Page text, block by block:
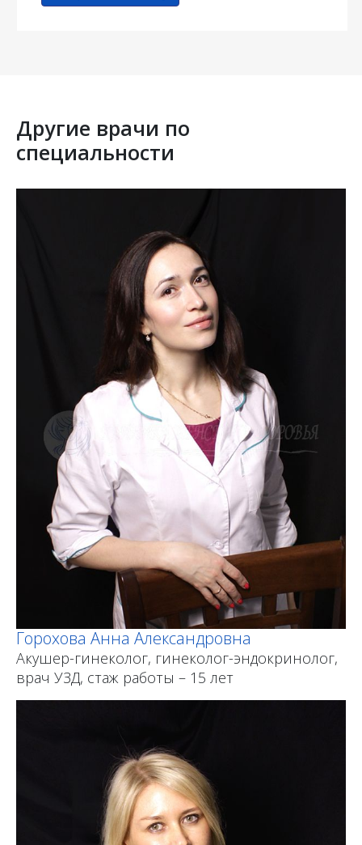
Другие врачи по
специальности
Горохова Анна Александровна
Акушер-гинеколог, гинеколог-эндокринолог,
врач УЗД, стаж работы – 15 лет